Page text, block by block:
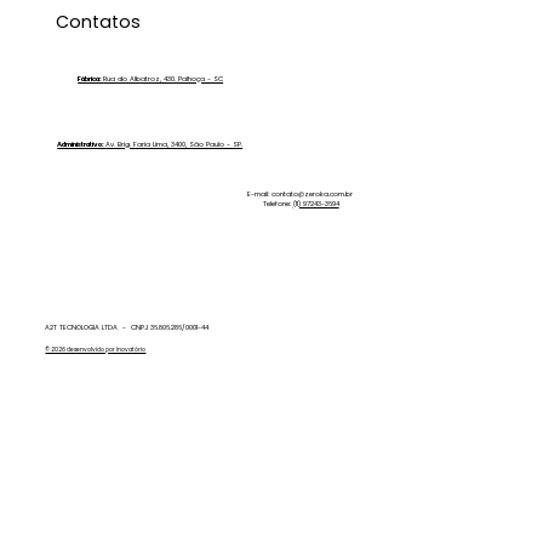
Qual a Melhor Forma de Limpar
A2T TECNOLOGIA LTDA - CNPJ 36.806.286/0001-44
© 2026 desenvolvido por Inovatório
Contatos
Fábrica:Rua do Albatroz, 430. Palhoça - SC
Administrativo:Av. Brig. Faria Lima, 3400, São Paulo - SP.
E-mail:contato@zeroka.com.br
Telefone: (11) 97243-3694